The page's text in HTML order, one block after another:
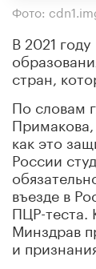
Фото:
В 2021
стран,
По словам
как это
России
въезде в
ПЦР-теста.
Минздрав
и